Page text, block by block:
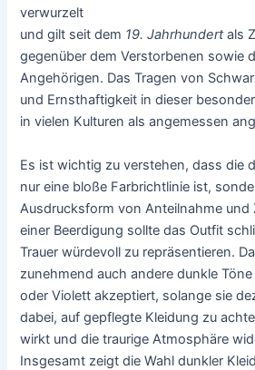
verwurzelt
und gilt seit dem 19. Jahrhundertals
gegenüber dem Verstorbenen sowie
Angehörigen. Das Tragen von
und Ernsthaftigkeit in dieser
in vielen Kulturen als angemessen
Es ist wichtig zu verstehen, dass die
nur eine bloße Farbrichtlinie ist,
Ausdrucksform von Anteilnahme und
einer Beerdigung sollte das Outfit
Trauer würdevoll zu repräsentieren.
zunehmend auch andere dunkle
oder Violett akzeptiert, solange sie
dabei, auf gepflegte Kleidung zu
wirkt und die traurige Atmosphäre
Insgesamt zeigt die Wahl dunkler